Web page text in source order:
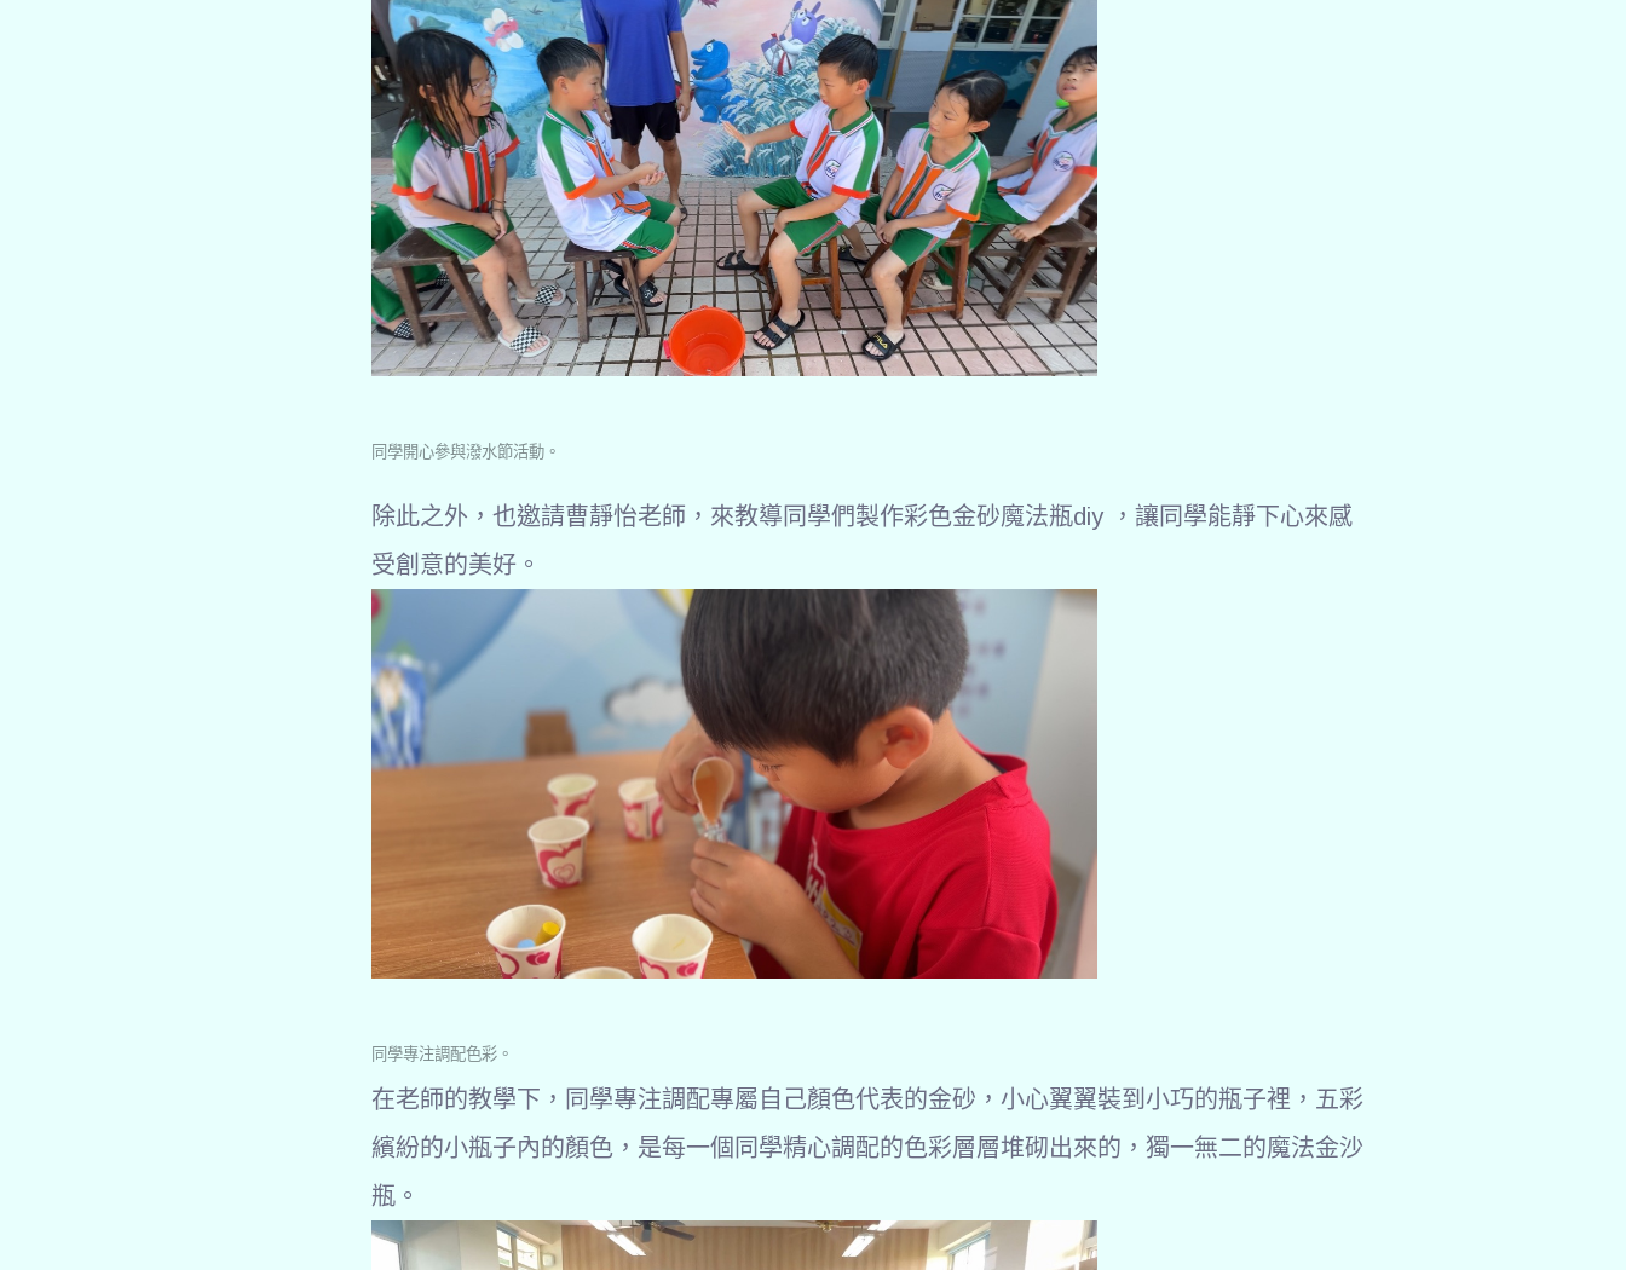
同學開心參與潑水節活動。
除此之外，也邀請曹靜怡老師，來教導同學們製作彩色金砂魔法瓶diy ，讓同學能靜下心來感
受創意的美好。
同學專注調配色彩。
在老師的教學下，同學專注調配專屬自己顏色代表的金砂，小心翼翼裝到小巧的瓶子裡，五彩
繽紛的小瓶子內的顏色，是每一個同學精心調配的色彩層層堆砌出來的，獨一無二的魔法金沙
瓶。